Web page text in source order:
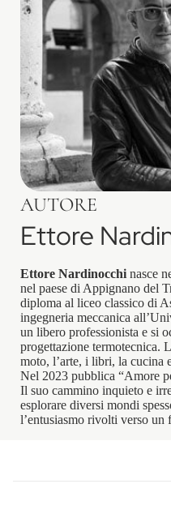
AUTORE
Ettore
Ettore Nardinocchi nasce
nel paese di Appignano del
diploma al liceo classico di
ingegneria meccanica
un libero professionista e si
progettazione termotecnica.
moto, l’arte, i libri, la cucina
Nel 2023 pubblica “Amore
Il suo cammino inquieto e
esplorare diversi mondi
l’entusiasmo rivolti verso un